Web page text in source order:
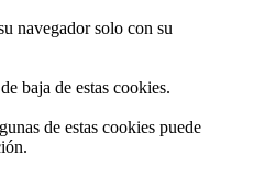
navegador solo con su
baja de estas cookies.
de estas cookies puede